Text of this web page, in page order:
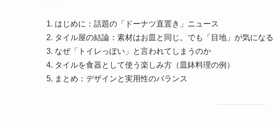
はじめに：話題の「ドーナツ直置き」ニュース
タイル屋の結論：素材はお皿と同じ。でも「目地」が気になる
なぜ「トイレっぽい」と言われてしまうのか
タイルを食器として使う楽しみ方（皿鉢料理の例）
まとめ：デザインと実用性のバランス